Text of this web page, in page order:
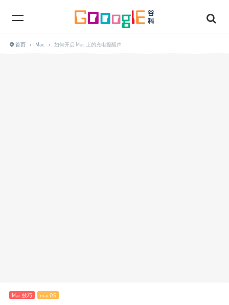
首页 › Mac › 如何开启 Mac 上的充电提醒声
Mac 技巧 macOS